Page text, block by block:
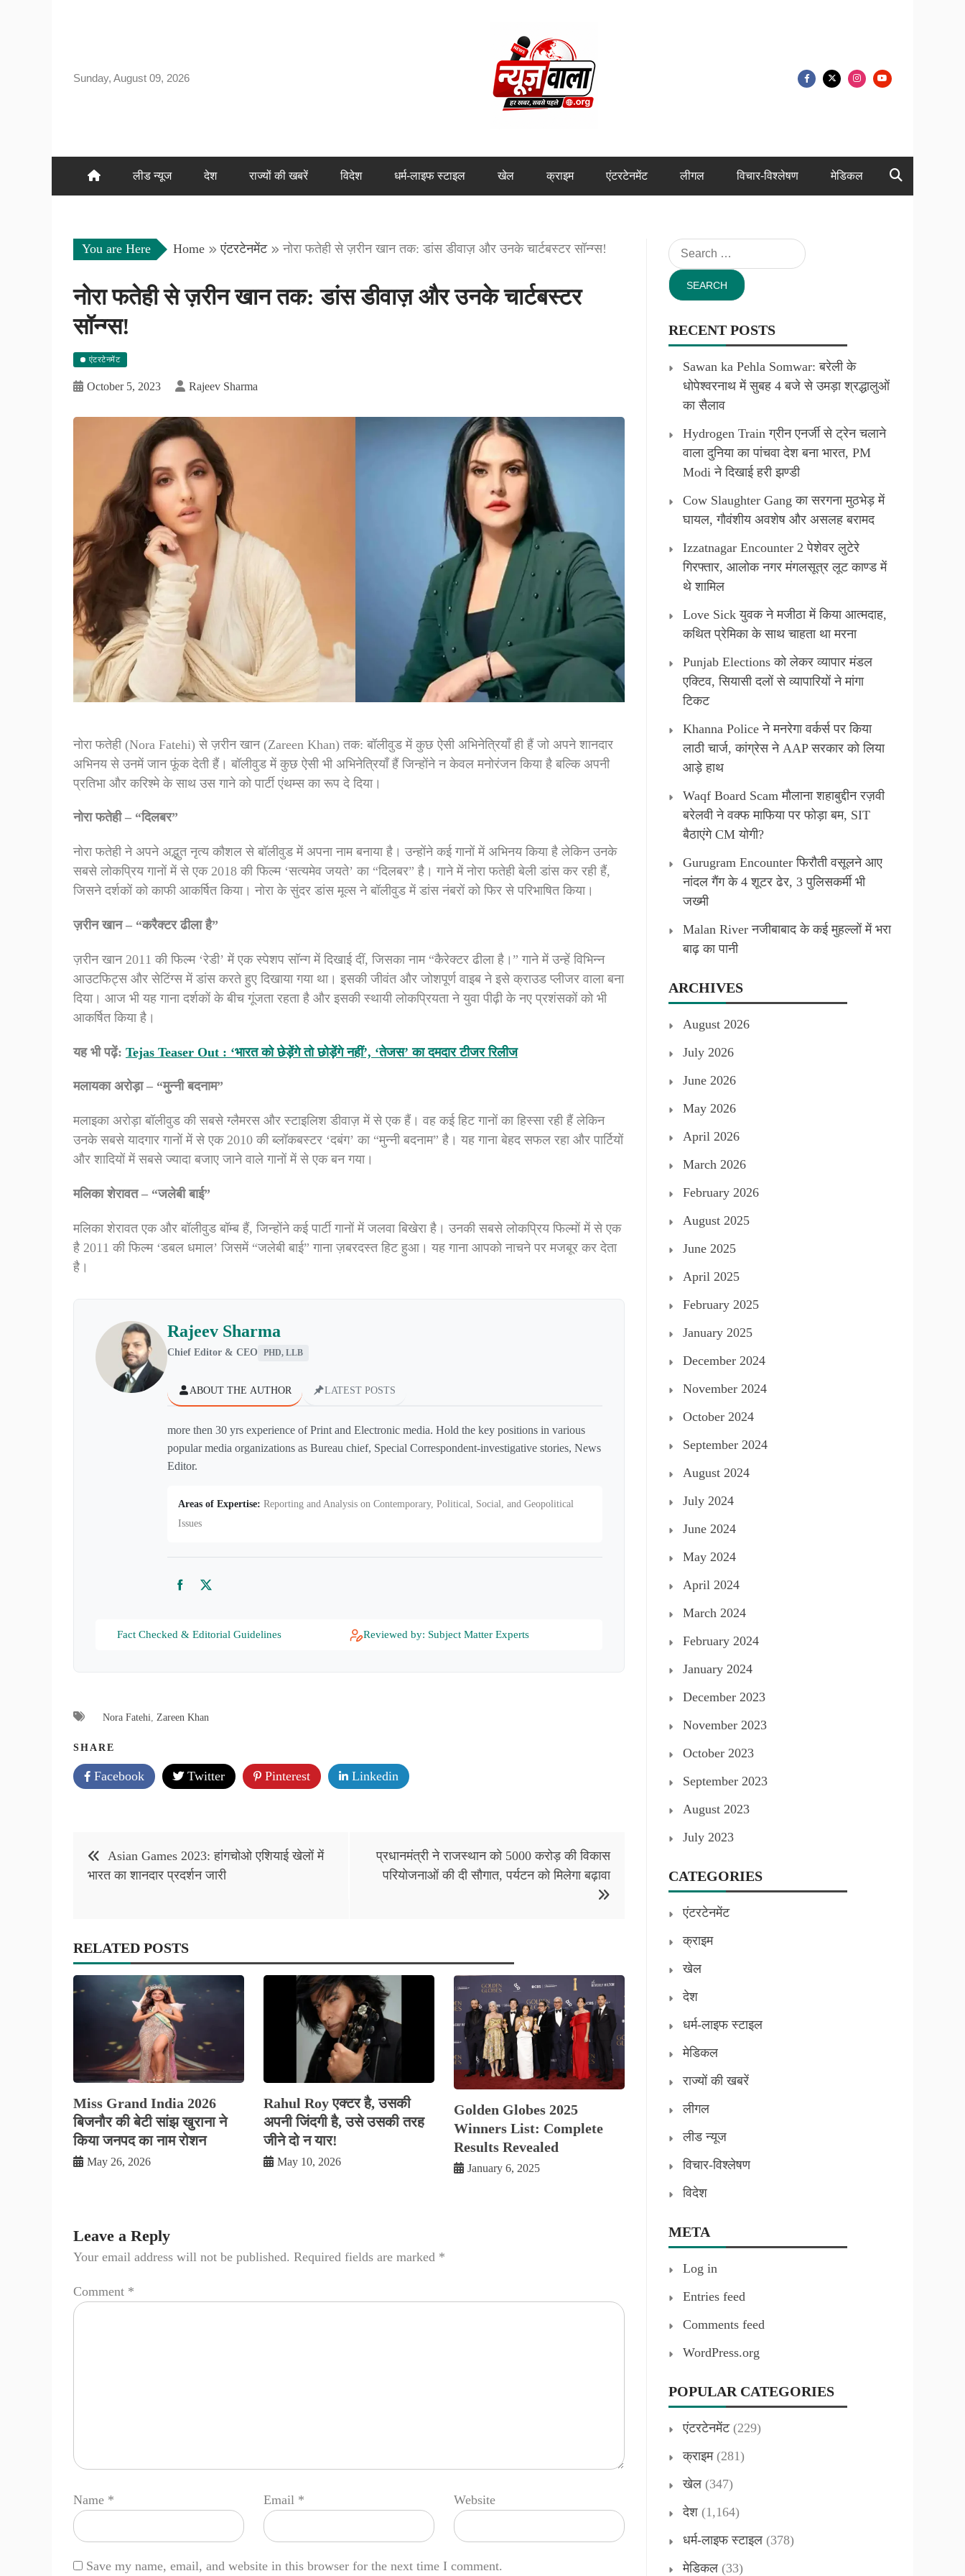
Sunday, August 09, 2026
लीड न्यूज देश राज्यों की खबरें विदेश धर्म-लाइफ स्टाइल खेल क्राइम एंटरटेनमेंट लीगल विचार-विश्लेषण मेडिकल
You are Here Home एंटरटेनमेंट नोरा फतेही से ज़रीन खान तक: डांस डीवाज़ और उनके चार्टबस्टर सॉन्ग्स!
नोरा फतेही से ज़रीन खान तक: डांस डीवाज़ और उनके चार्टबस्टर
सॉन्ग्स!
एंटरटेनमेंट
October 5, 2023 Rajeev Sharma
नोरा फतेही (Nora Fatehi) से ज़रीन खान (Zareen Khan) तक: बॉलीवुड में कुछ ऐसी अभिनेत्रियाँ ही हैं जो अपने शानदार
अभिनय से उनमें जान फूंक देती हैं। बॉलीवुड में कुछ ऐसी भी अभिनेत्रियाँ हैं जिन्होंने न केवल मनोरंजन किया है बल्कि अपनी
प्रतिभा और करिश्मे के साथ उस गाने को पार्टी एंथम्स का रूप दे दिया।
नोरा फतेही – “दिलबर”
नोरा फतेही ने अपने अद्भुत नृत्य कौशल से बॉलीवुड में अपना नाम बनाया है। उन्होंने कई गानों में अभिनय किया है लेकिन उनके
सबसे लोकप्रिय गानों में से एक 2018 की फिल्म ‘सत्यमेव जयते’ का “दिलबर” है। गाने में नोरा फतेही बेली डांस कर रही हैं,
जिसने दर्शकों को काफी आकर्षित किया। नोरा के सुंदर डांस मूव्स ने बॉलीवुड में डांस नंबरों को फिर से परिभाषित किया।
ज़रीन खान – “करैक्टर ढीला है”
ज़रीन खान 2011 की फिल्म ‘रेडी’ में एक स्पेशप सॉन्ग में दिखाई दीं, जिसका नाम “कैरेक्टर ढीला है।” गाने में उन्हें विभिन्न
आउटफिट्स और सेटिंग्स में डांस करते हुए दिखाया गया था। इसकी जीवंत और जोशपूर्ण वाइब ने इसे क्राउड प्लीजर वाला बना
दिया। आज भी यह गाना दर्शकों के बीच गूंजता रहता है और इसकी स्थायी लोकप्रियता ने युवा पीढ़ी के नए प्रशंसकों को भी
आकर्षित किया है।
यह भी पढ़ें: Tejas Teaser Out : ‘भारत को छेड़ेंगे तो छोड़ेंगे नहीं’, ‘तेजस’ का दमदार टीजर रिलीज
मलायका अरोड़ा – “मुन्नी बदनाम”
मलाइका अरोड़ा बॉलीवुड की सबसे ग्लैमरस और स्टाइलिश डीवाज़ में से एक हैं। वह कई हिट गानों का हिस्सा रही हैं लेकिन
उनके सबसे यादगार गानों में से एक 2010 की ब्लॉकबस्टर ‘दबंग’ का “मुन्नी बदनाम” है। यह गाना बेहद सफल रहा और पार्टियों
और शादियों में सबसे ज्यादा बजाए जाने वाले गानों में से एक बन गया।
मलिका शेरावत – “जलेबी बाई”
मलिका शेरावत एक और बॉलीवुड बॉम्ब हैं, जिन्होंने कई पार्टी गानों में जलवा बिखेरा है। उनकी सबसे लोकप्रिय फिल्मों में से एक
है 2011 की फिल्म ‘डबल धमाल’ जिसमें “जलेबी बाई” गाना ज़बरदस्त हिट हुआ। यह गाना आपको नाचने पर मजबूर कर देता
है।
Rajeev Sharma
Chief Editor & CEO PHD, LLB
ABOUT THE AUTHOR LATEST POSTS
more then 30 yrs experience of Print and Electronic media. Hold the key positions in various
popular media organizations as Bureau chief, Special Correspondent-investigative stories, News
Editor.
Areas of Expertise: Reporting and Analysis on Contemporary, Political, Social, and Geopolitical
Issues
FacebookTwitter
Fact Checked & Editorial Guidelines Reviewed by: Subject Matter Experts
Nora Fatehi, Zareen Khan
SHARE
Facebook Twitter Pinterest Linkedin
Post
navigation
Asian Games 2023: हांगचोओ एशियाई खेलों में
भारत का शानदार प्रदर्शन जारी
प्रधानमंत्री ने राजस्थान को 5000 करोड़ की विकास
परियोजनाओं की दी सौगात, पर्यटन को मिलेगा बढ़ावा
RELATED POSTS
Miss Grand India 2026
बिजनौर की बेटी सांझ खुराना ने
किया जनपद का नाम रोशन
May 26, 2026
Rahul Roy एक्टर है, उसकी
अपनी जिंदगी है, उसे उसकी तरह
जीने दो न यार!
May 10, 2026
Golden Globes 2025
Winners List: Complete
Results Revealed
January 6, 2025
Leave a Reply
Your email address will not be published. Required fields are marked *
Comment *
Name * Email * Website
Save my name, email, and website in this browser for the next time I comment.
Search
for:
RECENT POSTS
Sawan ka Pehla Somwar: बरेली के
धोपेश्वरनाथ में सुबह 4 बजे से उमड़ा श्रद्धालुओं
का सैलाव
Hydrogen Train ग्रीन एनर्जी से ट्रेन चलाने
वाला दुनिया का पांचवा देश बना भारत, PM
Modi ने दिखाई हरी झण्डी
Cow Slaughter Gang का सरगना मुठभेड़ में
घायल, गौवंशीय अवशेष और असलह बरामद
Izzatnagar Encounter 2 पेशेवर लुटेरे
गिरफ्तार, आलोक नगर मंगलसूत्र लूट काण्‍ड में
थे शामिल
Love Sick युवक ने मजीठा में किया आत्मदाह,
कथित प्रेमिका के साथ चाहता था मरना
Punjab Elections को लेकर व्यापार मंडल
एक्टिव, सियासी दलों से व्यापारियों ने मांगा
टिकट
Khanna Police ने मनरेगा वर्कर्स पर किया
लाठी चार्ज, कांग्रेस ने AAP सरकार को लिया
आड़े हाथ
Waqf Board Scam मौलाना शहाबुद्दीन रज़वी
बरेलवी ने वक्फ माफिया पर फोड़ा बम, SIT
बैठाएंगे CM योगी?
Gurugram Encounter फिरौती वसूलने आए
नांदल गैंग के 4 शूटर ढेर, 3 पुलिसकर्मी भी
जख्मी
Malan River नजीबाबाद के कई मुहल्लों में भरा
बाढ़ का पानी
ARCHIVES
August 2026
July 2026
June 2026
May 2026
April 2026
March 2026
February 2026
August 2025
June 2025
April 2025
February 2025
January 2025
December 2024
November 2024
October 2024
September 2024
August 2024
July 2024
June 2024
May 2024
April 2024
March 2024
February 2024
January 2024
December 2023
November 2023
October 2023
September 2023
August 2023
July 2023
CATEGORIES
एंटरटेनमेंट
क्राइम
खेल
देश
धर्म-लाइफ स्टाइल
मेडिकल
राज्यों की खबरें
लीगल
लीड न्यूज
विचार-विश्लेषण
विदेश
META
Log in
Entries feed
Comments feed
WordPress.org
POPULAR CATEGORIES
एंटरटेनमेंट(229)
क्राइम(281)
खेल (347)
देश (1,164)
धर्म-लाइफ स्टाइल (378)
मेडिकल (33)